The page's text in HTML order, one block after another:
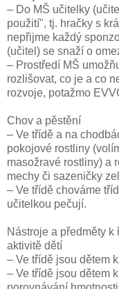
– Do MŠ učitelky
použití", tj. hračky s
nepřijme každý
(učitel) se snaží o
– Prostředí MŠ
rozlišovat, co je a co
rozvoje, potažmo
Chov a pěstění
– Ve třídě a na
pokojové rostliny
masožravé rostliny) a
mechy či sazeničky
– Ve třídě chováme
učitelkou pečují.
Nástroje a předměty
aktivitě dětí
– Ve třídě jsou dětem
– Ve třídě jsou dětem